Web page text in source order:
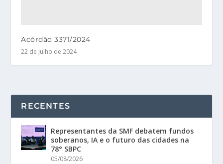
Acórdão 3371/2024
22 de julho de 2024
RECENTES
Representantes da SMF debatem fundos
soberanos, IA e o futuro das cidades na
78° SBPC
05/08/2026